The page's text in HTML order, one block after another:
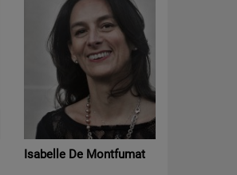
ÉMISSION DU MERCREDI 22
JUILLET
Isabelle De Montfumat